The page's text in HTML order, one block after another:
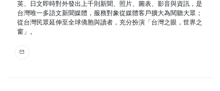
英、日文即時對外發出上千則新聞、照片、圖表、影音與資訊，是
台灣唯一多語文新聞媒體，服務對象從媒體客戶擴大為閱聽大眾；
從台灣民眾延伸至全球僑胞與讀者，充分扮演「台灣之眼，世界之
窗」。